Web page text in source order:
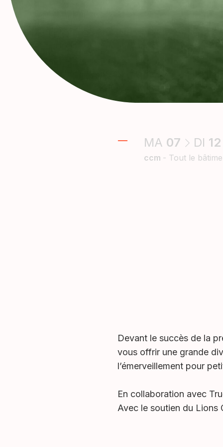
MA 07 DI 12
ccm - Tout le
Devant le succès de la
vous offrir une grande
l’émerveillement pour
En collaboration avec
Avec le soutien du Lions